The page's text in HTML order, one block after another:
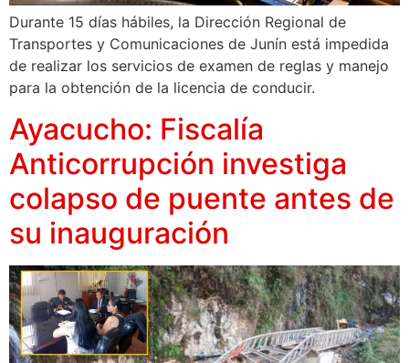
Durante 15 días hábiles, la Dirección Regional de
Transportes y Comunicaciones de Junín está impedida
de realizar los servicios de examen de reglas y manejo
para la obtención de la licencia de conducir.
Ayacucho: Fiscalía
Anticorrupción investiga
colapso de puente antes de
su inauguración